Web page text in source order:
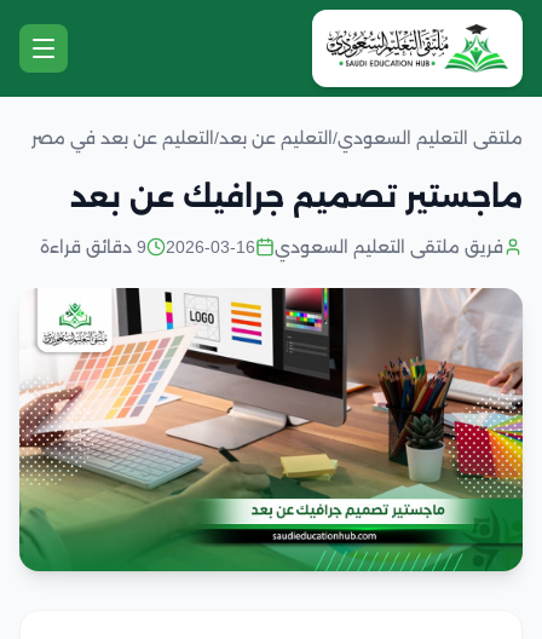
ملتقى التعليم السعودي/ التعليم عن بعد/ التعليم عن بعد في مصر
ماجستير تصميم جرافيك عن بعد
فريق ملتقى التعليم السعودي 2026-03-16 9 دقائق قراءة